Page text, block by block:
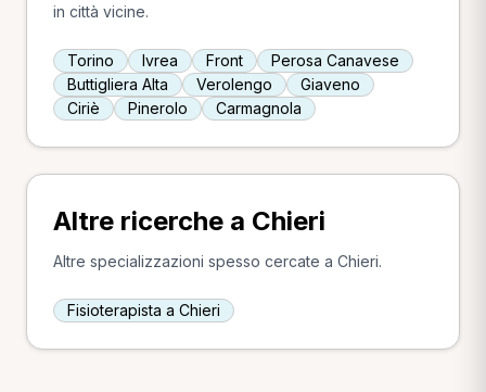
in città vicine.
Torino Ivrea Front
Perosa Canavese
Buttigliera Alta
Verolengo
Giaveno
Ciriè
Pinerolo Carmagnola
Altre ricerche a Chieri
Altre specializzazioni spesso cercate a Chieri.
Fisioterapista a Chieri